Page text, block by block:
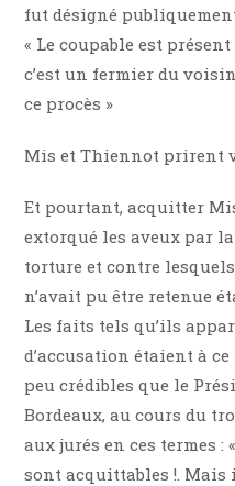
fut désigné
« Le coupable est
c’est un fermier du
ce procès »
Mis et Thiennot prirent
Et pourtant, acquitter
extorqué les aveux par la
torture et contre
n’avait pu être retenue
Les faits tels qu’ils
d’accusation étaient à
peu crédibles que le
Bordeaux, au cours du
aux jurés en ces termes :
sont acquittables !. Mais